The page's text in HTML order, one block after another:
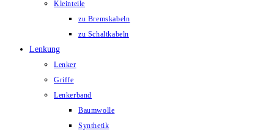
Kleinteile
zu Bremskabeln
zu Schaltkabeln
Lenkung
Lenker
Griffe
Lenkerband
Baumwolle
Synthetik